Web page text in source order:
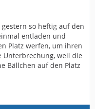
so heftig auf den
entladen und
Platz werfen, um ihren
Unterbrechung, weil die
Bällchen auf den Platz